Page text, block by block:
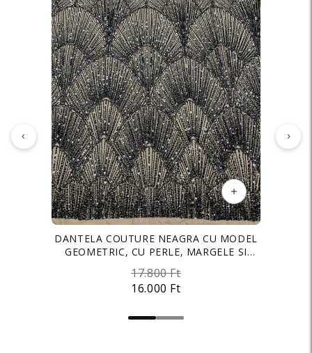
DANTELA COUTURE NEAGRA CU MODEL
GEOMETRIC, CU PERLE, MARGELE SI
16.000 Ft
17.800 Ft
TAFTA ELASTICA PREMIUM SIDEFATA
NEAGRA
2.700 Ft
3.500 Ft